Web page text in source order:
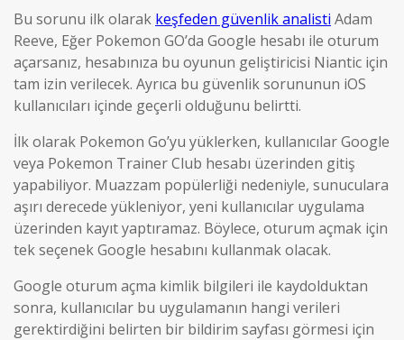
Bu sorunu ilk olarak keşfeden güvenlik analisti Adam
Reeve, Eğer Pokemon GO’da Google hesabı ile oturum
açarsanız, hesabınıza bu oyunun geliştiricisi Niantic için
tam izin verilecek. Ayrıca bu güvenlik sorununun iOS
kullanıcıları içinde geçerli olduğunu belirtti.
İlk olarak Pokemon Go’yu yüklerken, kullanıcılar Google
veya Pokemon Trainer Club hesabı üzerinden gitiş
yapabiliyor. Muazzam popülerliği nedeniyle, sunuculara
aşırı derecede yükleniyor, yeni kullanıcılar uygulama
üzerinden kayıt yaptıramaz. Böylece, oturum açmak için
tek seçenek Google hesabını kullanmak olacak.
Google oturum açma kimlik bilgileri ile kaydolduktan
sonra, kullanıcılar bu uygulamanın hangi verileri
gerektirdiğini belirten bir bildirim sayfası görmesi için